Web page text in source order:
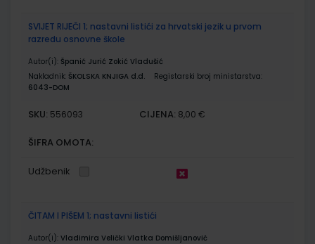
SVIJET RIJEČI 1; nastavni listići za hrvatski jezik u prvom
razredu osnovne škole
Autor(i): Španić Jurić Zokić Vladušić
Nakladnik: ŠKOLSKA KNJIGA d.d.
Registarski broj ministarstva:
6043-DOM
SKU: 556093 CIJENA: 8,00 €
ŠIFRA OMOTA:
Udžbenik
ČITAM I PIŠEM 1; nastavni listići
Autor(i): Vladimira Velički Vlatka Domišljanović